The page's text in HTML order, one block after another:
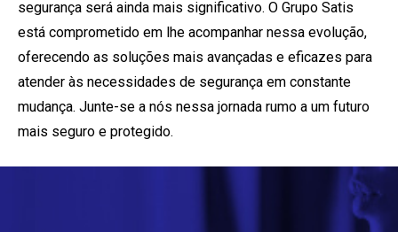
segurança será ainda mais significativo. O Grupo Satis
está comprometido em lhe acompanhar nessa evolução,
oferecendo as soluções mais avançadas e eficazes para
atender às necessidades de segurança em constante
mudança. Junte-se a nós nessa jornada rumo a um futuro
mais seguro e protegido.